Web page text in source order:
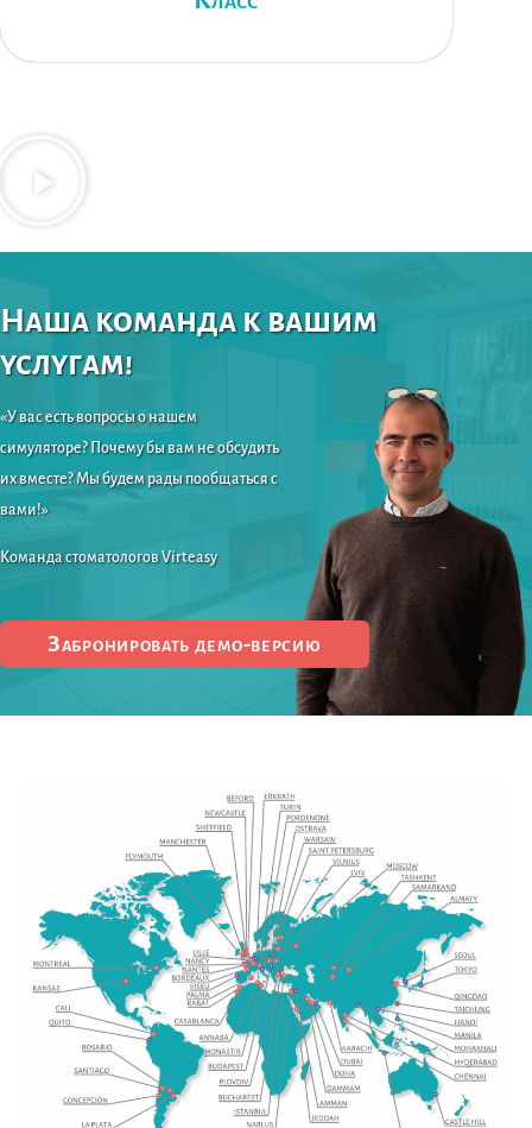
Наша команда к вашим
услугам!
«У вас есть вопросы о нашем
симуляторе? Почему бы вам не обсудить
их вместе? Мы будем рады пообщаться с
вами!»
Команда стоматологов Virteasy
Забронировать демо-версию